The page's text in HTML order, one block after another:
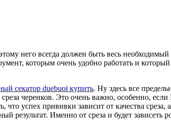
него всегда должен быть весь
которым очень удобно работать и
секатор duebuoi купить. Ну здесь все
черенков. Это очень важно, особенно,
что успех прививки зависит от качества
результат. Именно от среза и будет зависеть